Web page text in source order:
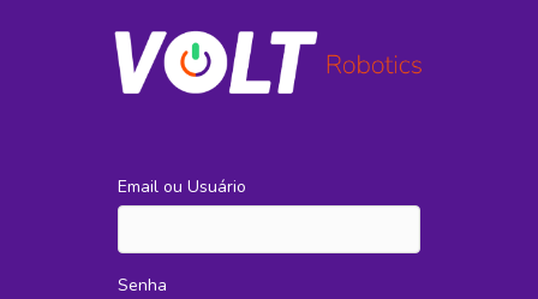
Email ou Usuário
Senha